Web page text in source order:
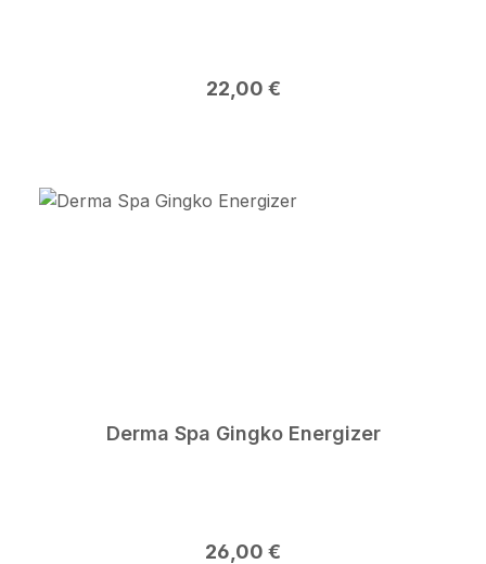
Regulärer Preis:
22,00 €
Derma Spa Gingko Energizer
Regulärer Preis:
26,00 €